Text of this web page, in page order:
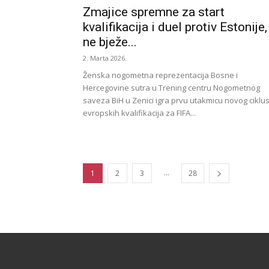
Zmajice spremne za start
kvalifikacija i duel protiv Estonije,
ne bježe...
2. Marta 2026.
Ženska nogometna reprezentacija Bosne i
Hercegovine sutra u Trening centru Nogometnog
saveza BiH u Zenici igra prvu utakmicu novog
evropskih kvalifikacija za FIFA...
1 2 3 ... 28